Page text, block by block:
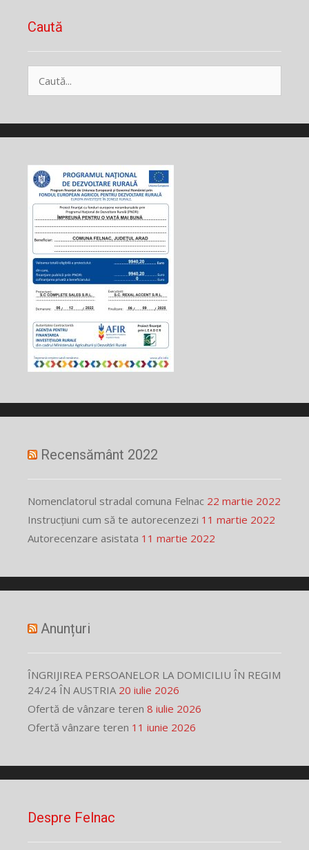
Caută
după:
Recensământ 2022
Nomenclatorul stradal comuna Felnac 22 martie 2022
Instrucțiuni cum să te autorecenzezi 11 martie 2022
Autorecenzare asistata 11 martie 2022
Anunțuri
ÎNGRIJIREA PERSOANELOR LA DOMICILIU ÎN REGIM
24/24 ÎN AUSTRIA 20 iulie 2026
Ofertă de vânzare teren 8 iulie 2026
Ofertă vânzare teren 11 iunie 2026
Despre Felnac